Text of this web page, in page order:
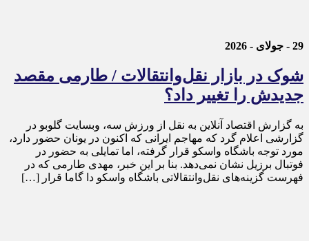
29 - جولای - 2026
شوک در بازار نقل‌وانتقالات / طارمی مقصد
جدیدش را تغییر داد؟
به گزارش اقتصاد آنلاین به نقل از ورزش سه، وبسایت گلوبو در
گزارشی اعلام گرد که مهاجم ایرانی که اکنون در یونان حضور دارد،
مورد توجه باشگاه واسکو قرار گرفته، اما تمایلی به حضور در
فوتبال برزیل نشان نمی‌دهد. بنا بر این خبر، مهدی طارمی که در
فهرست گزینه‌های نقل‌وانتقالاتی باشگاه واسکو دا گاما قرار […]